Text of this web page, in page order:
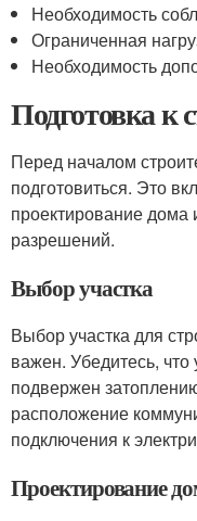
Необходимость
Ограниченная
Необходимость
Подготовка к
Перед началом
подготовиться. Это
проектирование
разрешений.
Выбор участка
Выбор участка для
важен. Убедитесь,
подвержен
расположение
подключения к
Проектирование